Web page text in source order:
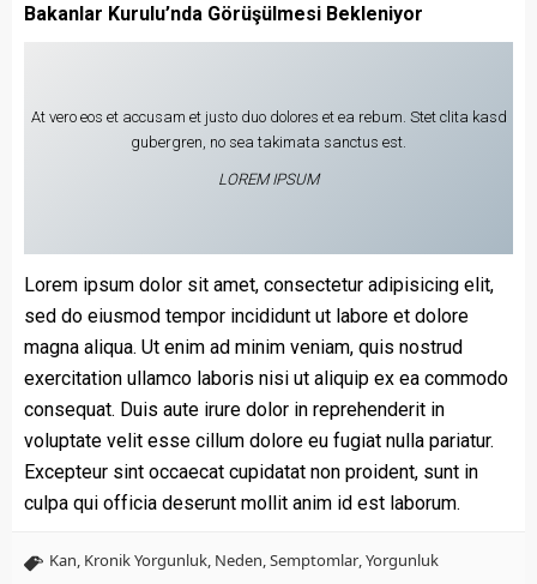
Bakanlar Kurulu’nda Görüşülmesi Bekleniyor
At vero eos et accusam et justo duo dolores et ea rebum. Stet clita kasd
gubergren, no sea takimata sanctus est.
LOREM IPSUM
Lorem ipsum dolor sit amet, consectetur adipisicing elit,
sed do eiusmod tempor incididunt ut labore et dolore
magna aliqua. Ut enim ad minim veniam, quis nostrud
exercitation ullamco laboris nisi ut aliquip ex ea commodo
consequat. Duis aute irure dolor in reprehenderit in
voluptate velit esse cillum dolore eu fugiat nulla pariatur.
Excepteur sint occaecat cupidatat non proident, sunt in
culpa qui officia deserunt mollit anim id est laborum.
Kan, Kronik Yorgunluk, Neden,Semptomlar,Yorgunluk